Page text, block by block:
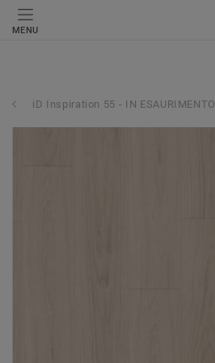
MENU
iD Inspiration 55 - IN ESAURIMENTO